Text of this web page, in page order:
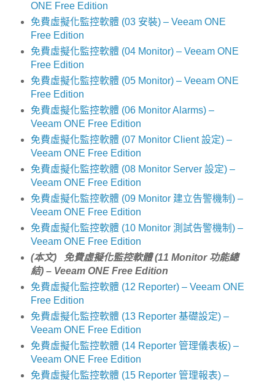
ONE Free Edition
免費虛擬化監控軟體 (03 安裝) – Veeam ONE
Free Edition
免費虛擬化監控軟體 (04 Monitor) – Veeam ONE
Free Edition
免費虛擬化監控軟體 (05 Monitor) – Veeam ONE
Free Edition
免費虛擬化監控軟體 (06 Monitor Alarms) –
Veeam ONE Free Edition
免費虛擬化監控軟體 (07 Monitor Client 設定) –
Veeam ONE Free Edition
免費虛擬化監控軟體 (08 Monitor Server 設定) –
Veeam ONE Free Edition
免費虛擬化監控軟體 (09 Monitor 建立告警機制) –
Veeam ONE Free Edition
免費虛擬化監控軟體 (10 Monitor 測試告警機制) –
Veeam ONE Free Edition
(本文) 免費虛擬化監控軟體 (11 Monitor 功能總
結) – Veeam ONE Free Edition
免費虛擬化監控軟體 (12 Reporter) – Veeam ONE
Free Edition
免費虛擬化監控軟體 (13 Reporter 基礎設定) –
Veeam ONE Free Edition
免費虛擬化監控軟體 (14 Reporter 管理儀表板) –
Veeam ONE Free Edition
免費虛擬化監控軟體 (15 Reporter 管理報表) –